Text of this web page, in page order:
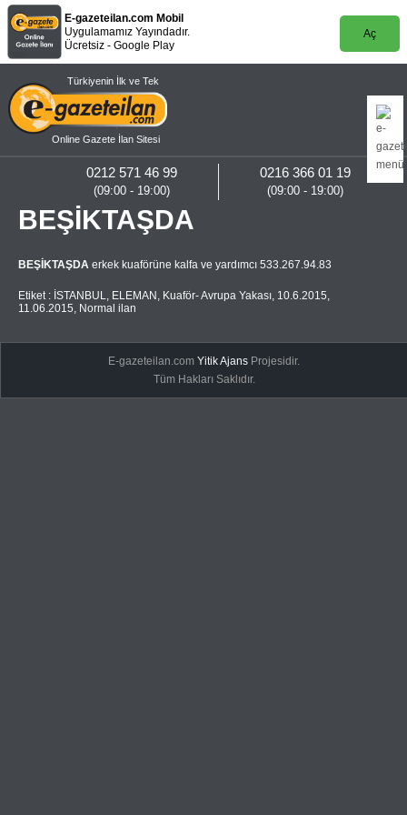
E-gazeteilan.com Mobil
Uygulamamız Yayındadır.
Ücretsiz - Google Play
Aç
Türkiyenin İlk ve Tek
Online Gazete İlan Sitesi
0216 366 01 19
(09:00 - 19:00)
0212 571 46 99
(09:00 - 19:00)
BEŞİKTAŞDA
BEŞİKTAŞDA erkek kuaförüne kalfa ve yardımcı 533.267.94.83
Etiket : İSTANBUL, ELEMAN , Kuaför- Avrupa Yakası, 10.6.2015,
11.06.2015, Normal ilan
E-gazeteilan.comYitik Ajans Projesidir.
Tüm Hakları Saklıdır.